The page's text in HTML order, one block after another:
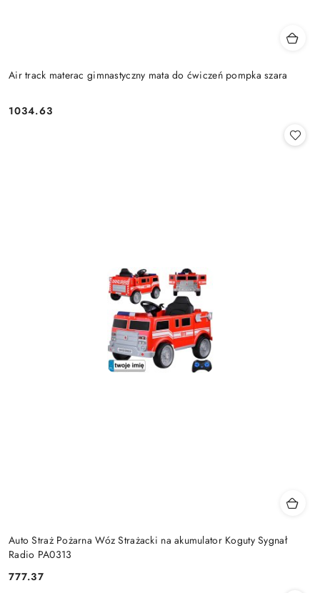
Air track materac gimnastyczny mata do ćwiczeń pompka szara
Cena:
1034.63
Auto Straż Pożarna Wóz Strażacki na akumulator Koguty Sygnał
Radio PA0313
Cena:
777.37